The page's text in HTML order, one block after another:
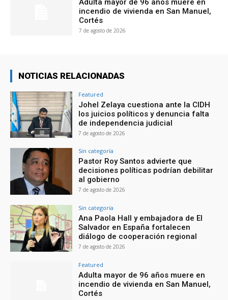
Adulta mayor de 96 años muere en
incendio de vivienda en San Manuel,
Cortés
7 de agosto de 2026
NOTICIAS RELACIONADAS
Featured
Johel Zelaya cuestiona ante la CIDH
los juicios políticos y denuncia falta
de independencia judicial
7 de agosto de 2026
Sin categoría
Pastor Roy Santos advierte que
decisiones políticas podrían debilitar
al gobierno
7 de agosto de 2026
Sin categoría
Ana Paola Hall y embajadora de El
Salvador en España fortalecen
diálogo de cooperación regional
7 de agosto de 2026
Featured
Adulta mayor de 96 años muere en
incendio de vivienda en San Manuel,
Cortés